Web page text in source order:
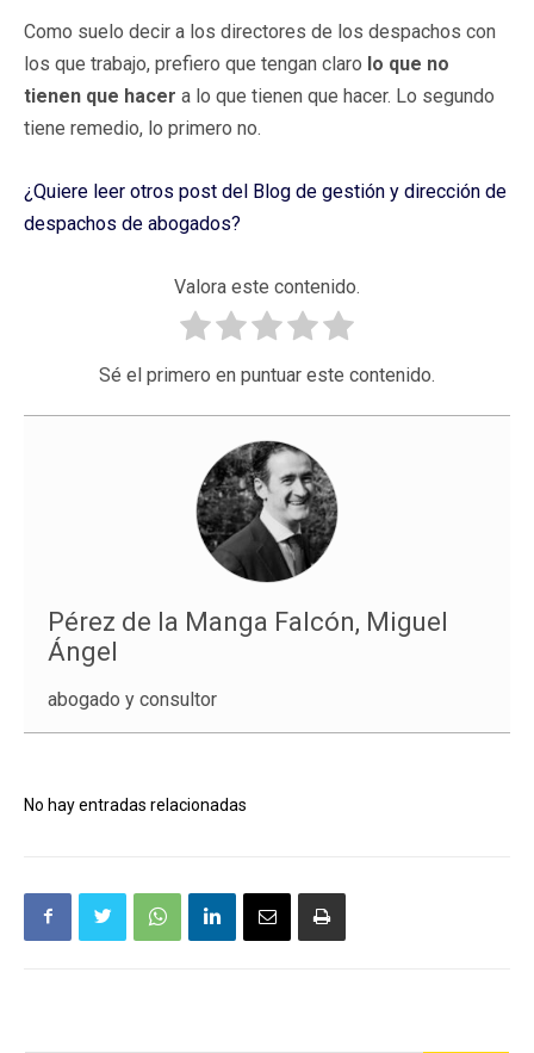
Como suelo decir a los directores de los despachos con
los que trabajo, prefiero que tengan claro lo que no
tienen que hacer a lo que tienen que hacer. Lo segundo
tiene remedio, lo primero no.
¿Quiere leer otros post del Blog de gestión y dirección de
despachos de abogados?
Valora este contenido.
Sé el primero en puntuar este contenido.
Pérez de la Manga Falcón, Miguel
Ángel
abogado y consultor
No hay entradas relacionadas